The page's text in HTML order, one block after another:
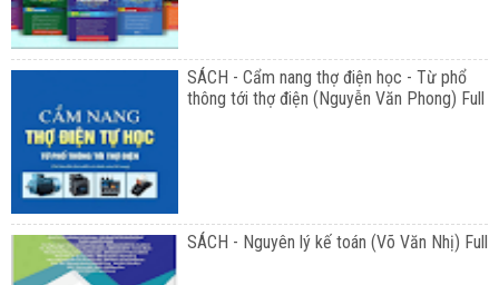
SÁCH - Cẩm nang thợ điện học - Từ phổ
thông tới thợ điện (Nguyễn Văn Phong) Full
SÁCH - Nguyên lý kế toán (Võ Văn Nhị) Full